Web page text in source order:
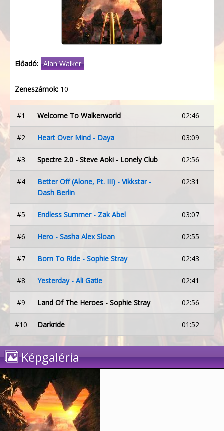
Előadó: Alan Walker
Zeneszámok: 10
#1 Welcome To Walkerworld 02:46
#2 Heart Over Mind - Daya 03:09
#3 Spectre 2.0 - Steve Aoki - Lonely Club 02:56
#4
Better Off (Alone, Pt. III) - Vikkstar -
Dash Berlin
02:31
#5 Endless Summer - Zak Abel 03:07
#6 Hero - Sasha Alex Sloan 02:55
#7 Born To Ride - Sophie Stray 02:43
#8 Yesterday - Ali Gatie 02:41
#9 Land Of The Heroes - Sophie Stray 02:56
#10 Darkride 01:52
Képgaléria